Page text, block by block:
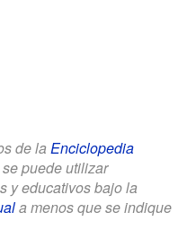
de la Enciclopedia
puede utilizar
y educativos bajo la
a menos que se indique